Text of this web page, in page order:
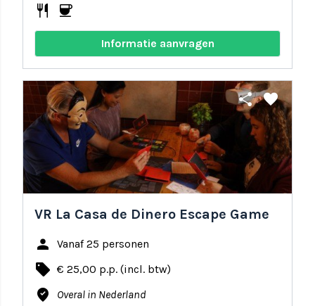
restaurant coffee
Informatie aanvragen
share favorite
VR La Casa de Dinero Escape Game
person Vanaf 25 personen
local_offer € 25,00 p.p. (incl. btw)
where_to_vote Overal in Nederland